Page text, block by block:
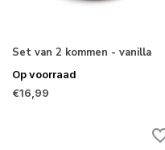
Set van 2 kommen - vanilla
Op voorraad
€16,99